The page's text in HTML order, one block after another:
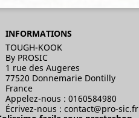
INFORMATIONS
TOUGH-KOOK
By PROSIC
1 rue des Augeres
77520 Donnemarie Dontilly
France
Appelez-nous : 0160584980
Écrivez-nous : contact@pro-sic.fr